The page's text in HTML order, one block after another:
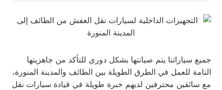
جميع سياراتنا يتم صيانتها بشكل دوري للتأكد من جاهزيتها
التامة للعمل في الطرق الطويلة بين الطائف والمدينة المنورة،
مع سائقين محترفين لديهم خبرة طويلة في قيادة سيارات نقل